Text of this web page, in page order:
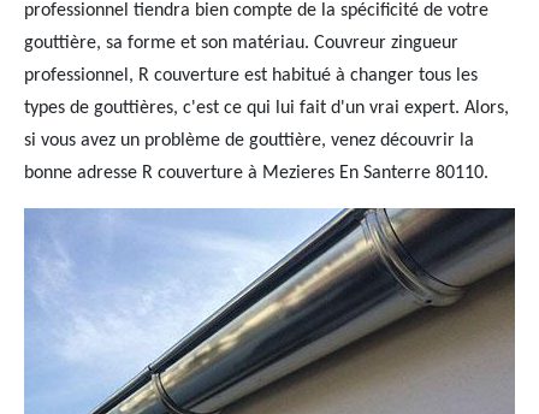
professionnel tiendra bien compte de la spécificité de votre
gouttière, sa forme et son matériau. Couvreur zingueur
professionnel, R couverture est habitué à changer tous les
types de gouttières, c'est ce qui lui fait d'un vrai expert. Alors,
si vous avez un problème de gouttière, venez découvrir la
bonne adresse R couverture à Mezieres En Santerre 80110.